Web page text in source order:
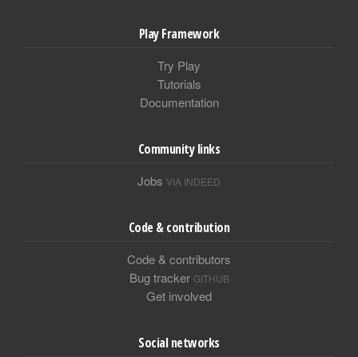
Play Framework
Try Play
Tutorials
Documentation
Community links
Jobs VIA INDEED
Code & contribution
Code & contributors
Bug tracker GITHUB
Get involved
Social networks